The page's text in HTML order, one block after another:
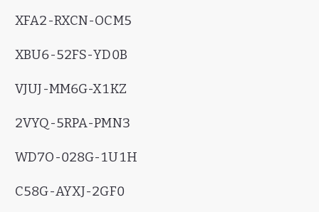
XFA2-RXCN-OCM5
XBU6-52FS-YD0B
VJUJ-MM6G-X1KZ
2VYQ-5RPA-PMN3
WD7O-028G-1U1H
C58G-AYXJ-2GF0